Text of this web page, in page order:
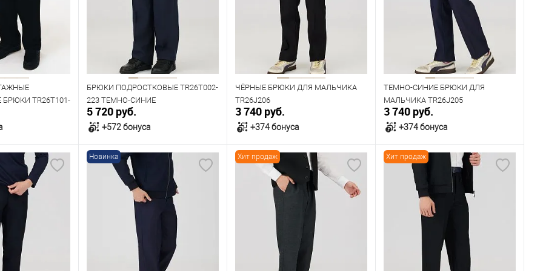
182
96 100 96 100
182
TR26T101-
96
БРЮКИ ПОДРОСТКОВЫЕ TR26T002-
223 ТЕМНО-СИНИЕ
5 720 руб.
+572 бонуса
В корзину
В наличии
Таблица размеров
Размер одежды
100
ЧЁРНЫЕ БРЮКИ ДЛЯ МАЛЬЧИКА
TR26J206
3 740 руб.
+374 бонуса
В корзину
В наличии
Таблица размеров
Размер одежды
80 84
ТЕМНО-СИНИЕ БРЮКИ ДЛЯ
МАЛЬЧИКА TR26J205
3 740 руб.
+374 бонуса
В корзину
В наличии
Таблица размеров
Размер одежды
80
Новинка Хит продаж Хит продаж